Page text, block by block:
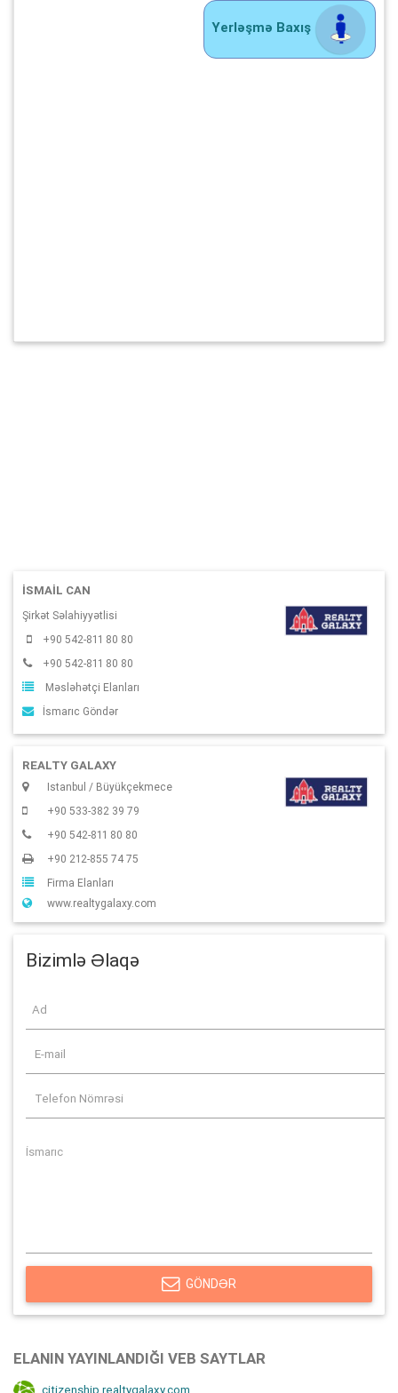
Yerləşmə Baxış
İSMAIL CAN
Şirkət Səlahiyyətlisi
+90 542-811 80 80
+90 542-811 80 80
Məsləhətçi Elanları
İsmarıc Göndər
REALTY GALAXY
Istanbul / Büyükçekmece
+90 533-382 39 79
+90 542-811 80 80
+90 212-855 74 75
Firma Elanları
www.realtygalaxy.com
Bizimlə Əlaqə
GÖNDƏR
ELANIN YAYINLANDIĞI VEB SAYTLAR